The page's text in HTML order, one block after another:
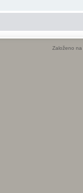
Založeno na